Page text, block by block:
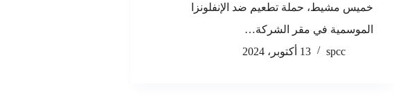
خميس مشيط، حملة تطعيم ضد الإنفلونزا
الموسمية في مقر الشركة…
spcc
13 أكتوبر، 2024